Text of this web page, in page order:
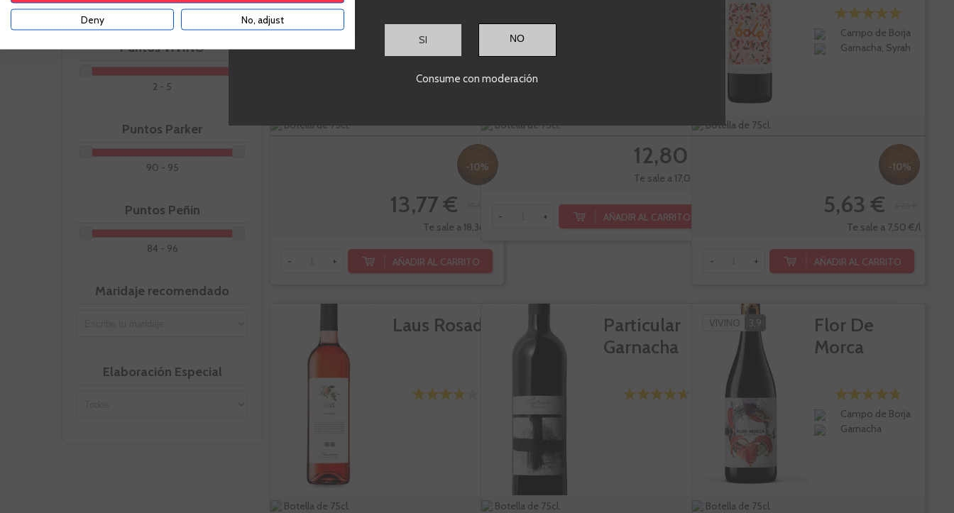
Puntos VIVINO
2 - 5
Puntos Parker
90 - 95
Puntos Peñin
84 - 96
Maridaje recomendado
Elaboración Especial
Botella de 75cl.
-10%
13,77 €
Te sale a 18,36 €/l
- + AÑADIR AL CARRITO
Botella de 75cl.
12,80 €
Te sale a 17,07 €/l
- + AÑADIR AL CARRITO
Campo de Borja
Garnacha, Syrah
Botella de 75cl.
-10%
5,63 €
Te sale a 7,50 €/l
- + AÑADIR AL CARRITO
Laus Rosado
Botella de 75cl.
Particular
Garnacha
Botella de 75cl.
VIVINO 3,9
Flor De
Morca
Campo de Borja
Garnacha
Botella de 75cl.
SI
Consume con moderación
Deny No, adjust